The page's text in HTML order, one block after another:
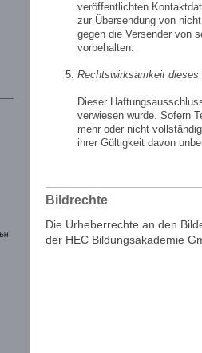
veröffentlichten
zur Übersendung von
gegen die Versender von
vorbehalten.
Rechtswirksamkeit
Dieser
verwiesen wurde. Sofern
mehr oder nicht
ihrer Gültigkeit davon
Bildrechte
Die Urheberrechte an den
der HEC Bildungsakademie